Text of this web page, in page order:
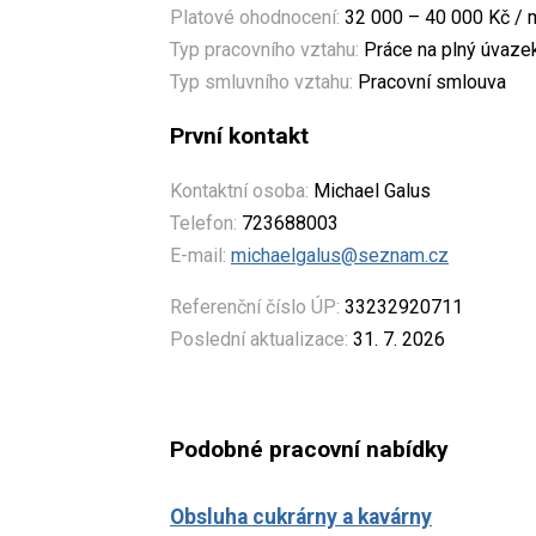
Platové ohodnocení: 32 000 – 40 000 Kč /
Typ pracovního vztahu: Práce na plný
Typ smluvního vztahu: Pracovní smlouva
První kontakt
Kontaktní osoba: Michael Galus
Telefon: 723688003
E-mail: michaelgalus@seznam.cz
Referenční číslo ÚP: 33232920711
Poslední aktualizace: 31. 7. 2026
Podobné pracovní nabídky
Obsluha cukrárny a kavárny